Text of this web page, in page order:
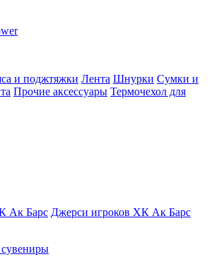
и поджтяжки Лента Шнурки Сумки и
Прочие аксессуары Термочехол для
Ак Барс Джерси игроков ХК Ак Барс